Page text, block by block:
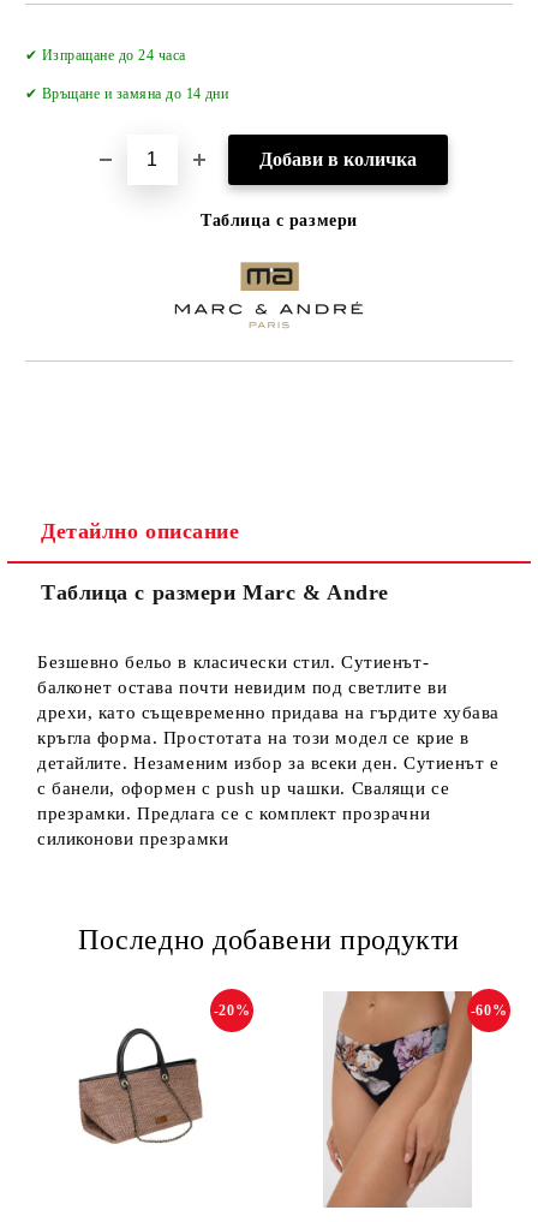
✔ Изпращане до 24 часа
✔ Връщане и замяна до 14 дни
Таблица с размери
Детайлно описание
Таблица с размери Marc & Andre
Безшевно бельо в класически стил. Сутиенът-
балконет остава почти невидим под светлите ви
дрехи, като същевременно придава на гърдите хубава
кръгла форма. Простотата на този модел се крие в
детайлите. Незаменим избор за всеки ден. Сутиенът е
с банели, оформен с push up чашки. Свалящи се
презрамки. Предлага се с комплект прозрачни
силиконови презрамки
Последно добавени продукти
-20% -60%